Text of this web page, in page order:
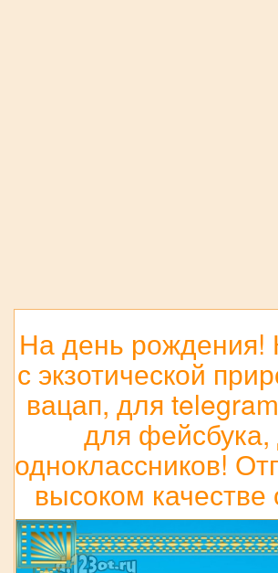
На день рождения!
с экзотической
вацап, для
для фейсбука,
одноклассников!
высоком качестве